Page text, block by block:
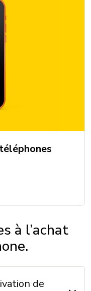
Mpx
à l’achat
de